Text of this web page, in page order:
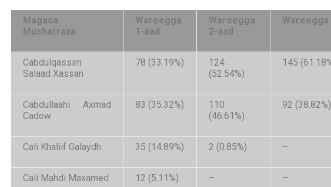
Magaca
Musharraxa
Wareegga
1-aad
Wareegga
2-aad
Wareegga
Cabdulqassim
Salaad Xassan
78 (33.19%)
124
(52.54%)
145
Cabdullaahi Axmad
Cadow
83 (35.32%)
110
(46.61%)
92 (38.82%)
Cali Khaliif Galaydh 35 (14.89%) 2 (0.85%) –
Cali Mahdi Maxamed 12 (5.11%) – –